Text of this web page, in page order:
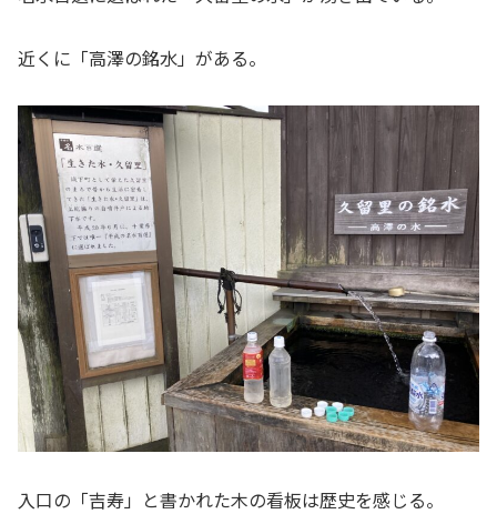
近くに「高澤の銘水」がある。
入口の「吉寿」と書かれた木の看板は歴史を感じる。